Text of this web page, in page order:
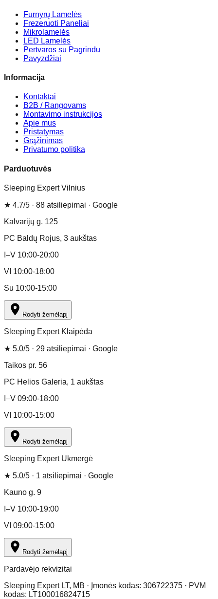
Furnyrų Lamelės
Frezeruoti Paneliai
Mikrolamelės
LED Lamelės
Pertvaros su Pagrindu
Pavyzdžiai
Informacija
Kontaktai
B2B / Rangovams
Montavimo instrukcijos
Apie mus
Pristatymas
Grąžinimas
Privatumo politika
Parduotuvės
Sleeping Expert Vilnius
★ 4.7/5 · 88 atsiliepimai · Google
Kalvarijų g. 125
PC Baldų Rojus, 3 aukštas
I–V 10:00-20:00
VI 10:00-18:00
Su 10:00-15:00
Rodyti žemėlapį
Sleeping Expert Klaipėda
★ 5.0/5 · 29 atsiliepimai · Google
Taikos pr. 56
PC Helios Galeria, 1 aukštas
I–V 09:00-18:00
VI 10:00-15:00
Rodyti žemėlapį
Sleeping Expert Ukmergė
★ 5.0/5 · 1 atsiliepimai · Google
Kauno g. 9
I–V 10:00-19:00
VI 09:00-15:00
Rodyti žemėlapį
Pardavėjo rekvizitai
Sleeping Expert LT, MB · Įmonės kodas: 306722375 · PVM
kodas: LT100016824715